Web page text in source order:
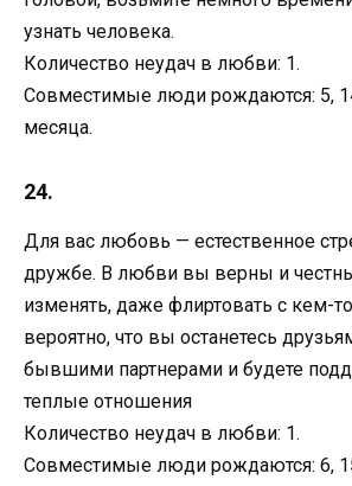
узнать человека.
Количество неудач в любви: 1.
Совместимые люди рождаются: 5,
месяца.
24.
Для вас любовь — естественное
дружбе. В любви вы верны и
изменять, даже флиртовать с кем-
вероятно, что вы останетесь
бывшими партнерами и будете
теплые отношения
Количество неудач в любви: 1.
Совместимые люди рождаются: 6,